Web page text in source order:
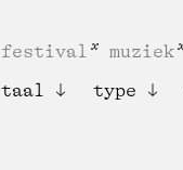
festival muziek
taal
type